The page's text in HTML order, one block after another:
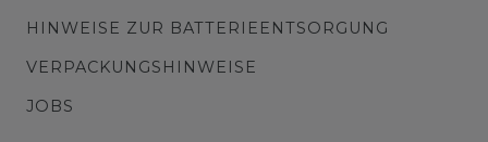
HINWEISE ZUR BATTERIEENTSORGUNG
VERPACKUNGSHINWEISE
JOBS